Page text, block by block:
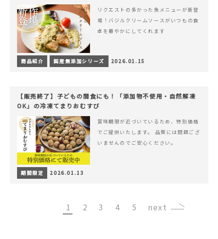
リクエストの多かった魚メニューが新登
場！バジルクリームソースがいつもの食
卓を華やかにしてくれます
商品紹介 国産無添加シリーズ 2026.01.15
【販売終了】子どもの間食にも！「添加物不使用・自然解凍
OK」の冷凍てまりおむすび
賞味期限が近づいているため、特別価格
でご提供いたします。 品質には問題ござ
いませんのでご安心ください。
期間限定 2026.01.13
1 2 3 4 5 ›